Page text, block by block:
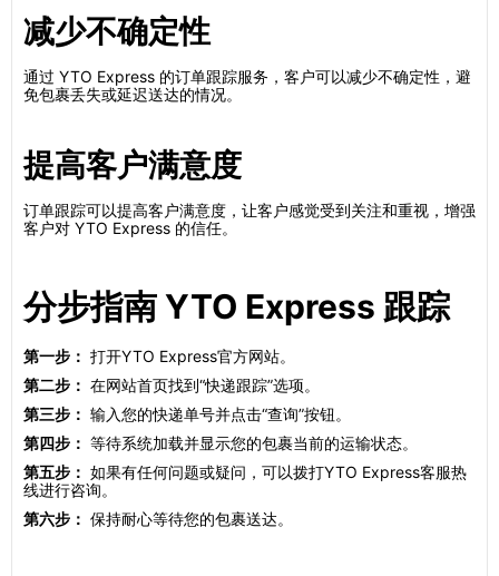
减少不确定性
通过 YTO Express 的订单跟踪服务，客户可以减少不确定性，避
免包裹丢失或延迟送达的情况。
提高客户满意度
订单跟踪可以提高客户满意度，让客户感觉受到关注和重视，增强
客户对 YTO Express 的信任。
分步指南 YTO Express 跟踪
第一步： 打开YTO Express官方网站。
第二步： 在网站首页找到“快递跟踪”选项。
第三步： 输入您的快递单号并点击“查询”按钮。
第四步： 等待系统加载并显示您的包裹当前的运输状态。
第五步： 如果有任何问题或疑问，可以拨打YTO Express客服热
线进行咨询。
第六步： 保持耐心等待您的包裹送达。